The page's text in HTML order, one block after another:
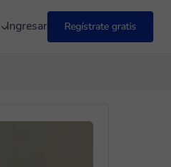
Ingresar Regístrate gratis